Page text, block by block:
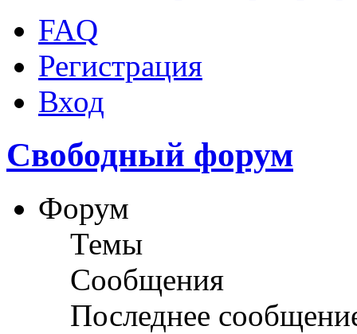
FAQ
Регистрация
Вход
Свободный форум
Форум
Темы
Сообщения
Последнее